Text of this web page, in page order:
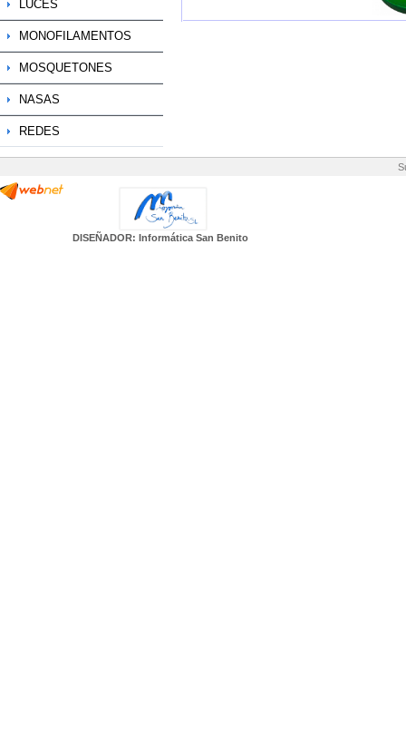
LUCES
MONOFILAMENTOS
MOSQUETONES
NASAS
REDES
DISEÑADOR: Informática San Benito